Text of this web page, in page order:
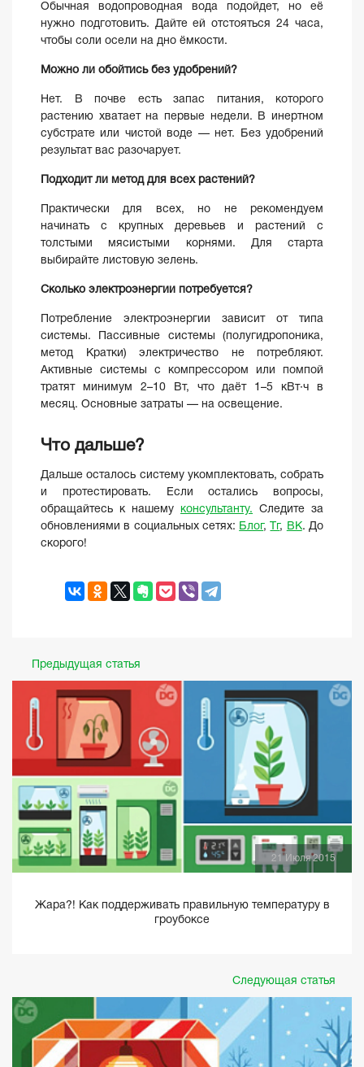
Обычная водопроводная вода подойдет, но её
нужно подготовить. Дайте ей отстояться 24 часа,
чтобы соли осели на дно ёмкости.
Можно ли обойтись без удобрений?
Нет. В почве есть запас питания, которого
растению хватает на первые недели. В инертном
субстрате или чистой воде — нет. Без удобрений
результат вас разочарует.
Подходит ли метод для всех растений?
Практически для всех, но не рекомендуем
начинать с крупных деревьев и растений с
толстыми мясистыми корнями. Для старта
выбирайте листовую зелень.
Сколько электроэнергии потребуется?
Потребление электроэнергии зависит от типа
системы. Пассивные системы (полугидропоника,
метод Кратки) электричество не потребляют.
Активные системы с компрессором или помпой
тратят минимум 2–10 Вт, что даёт 1–5 кВт·ч в
месяц. Основные затраты — на освещение.
Что дальше?
Дальше осталось систему укомплектовать, собрать
и протестировать. Если остались вопросы,
обращайтесь к нашему консультанту. Следите за
обновлениями в социальных сетях: Блог,Тг, ВК. До
скорого!
Предыдущая статья
21 Июля 2015
Жара?! Как поддерживать правильную температуру в
гроубоксе
Следующая статья